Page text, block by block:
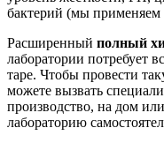
бактерий (мы
Расширенный полный
лаборатории потребует
таре. Чтобы провести
можете вызвать
производство, на дом
лабораторию